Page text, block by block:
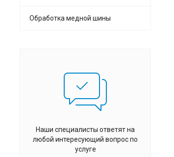
Обработка медной шины
Наши специалисты ответят на
любой интересующий вопрос по
услуге